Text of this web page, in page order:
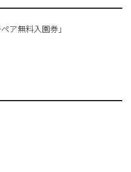
ア無料入園券」